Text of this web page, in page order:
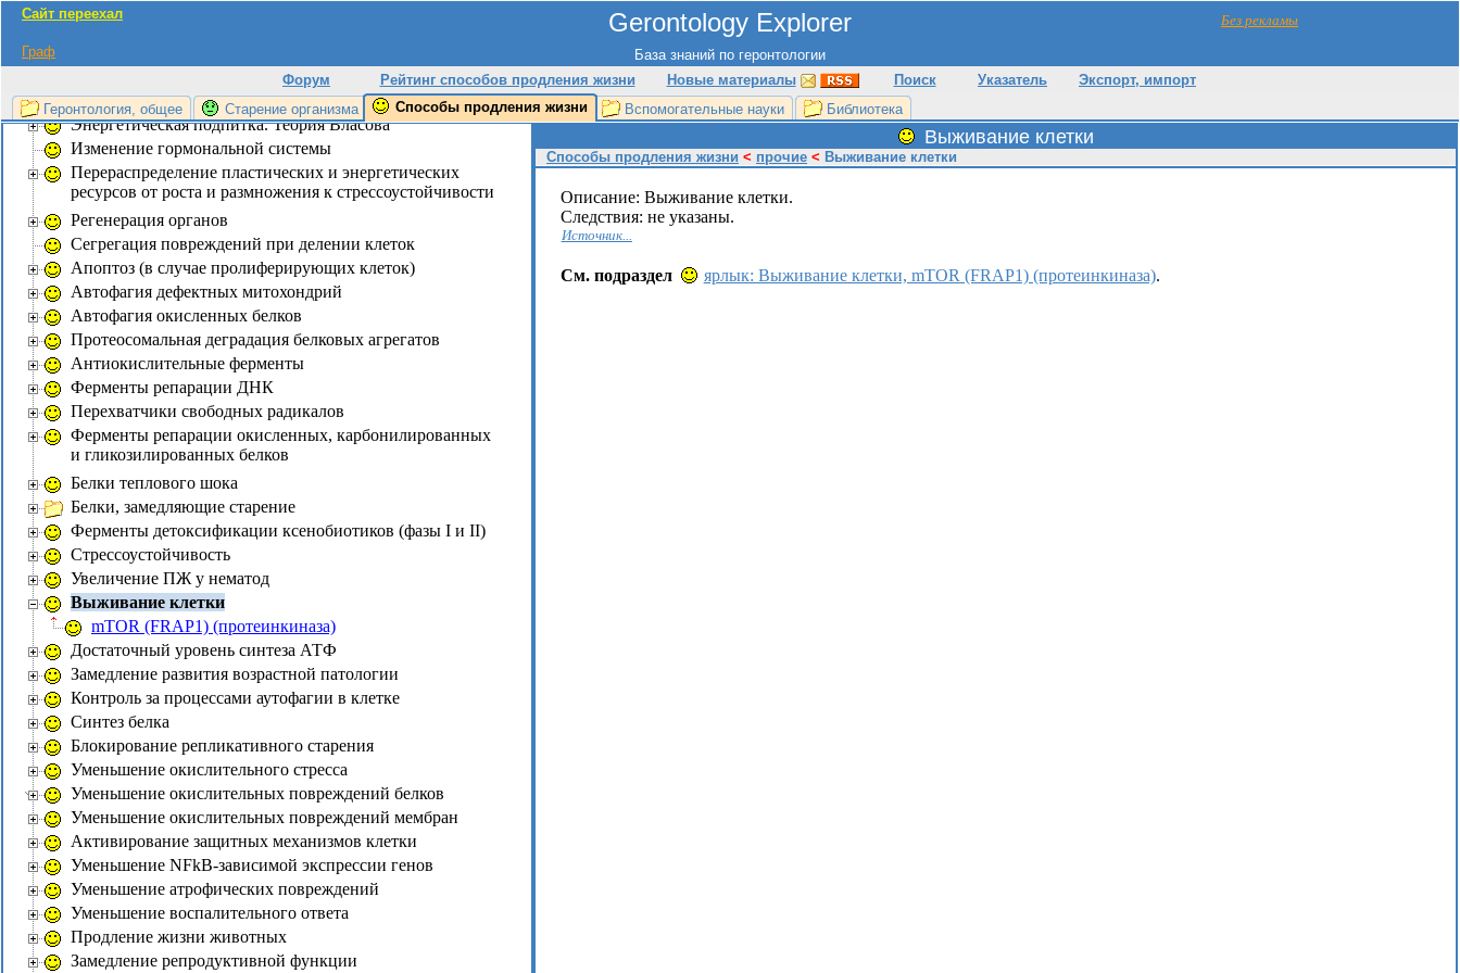
Без рекламы
Сайт переехал Gerontology Explorer
База знаний по геронтологии
Граф
Форум
Рейтинг способов продления жизни Новые материалы Поиск Указатель
Экспорт, импорт
Геронтология, общее
Старение организма Способы продления жизни Вспомогательные науки Библиотека
Разрушение сшивок молекул в клетках
подходы
Электромагнитные поля как средство продления жизни
Энергетическая подпитка. Теория Власова
Изменение гормональной системы
Перераспределение пластических и энергетических
ресурсов от роста и размножения к стрессоустойчивости
Регенерация органов
Сегрегация повреждений при делении клеток
Апоптоз (в случае пролиферирующих клеток)
Автофагия дефектных митохондрий
Автофагия окисленных белков
Протеосомальная деградация белковых агрегатов
Антиокислительные ферменты
Ферменты репарации ДНК
Перехватчики свободных радикалов
Ферменты репарации окисленных, карбонилированных
и гликозилированных белков
Белки теплового шока
Белки, замедляющие старение
Ферменты детоксификации ксенобиотиков (фазы I и II)
Стрессоустойчивость
Увеличение ПЖ у нематод
Выживание клетки
mTOR (FRAP1) (протеинкиназа)
Достаточный уровень синтеза АТФ
Замедление развития возрастной патологии
Контроль за процессами аутофагии в клетке
Синтез белка
Блокирование репликативного старения
Уменьшение окислительного стресса
Уменьшение окислительных повреждений белков
Уменьшение окислительных повреждений мембран
Активирование защитных механизмов клетки
Уменьшение NFkB-зависимой экспрессии генов
Уменьшение атрофических повреждений
Уменьшение воспалительного ответа
Продление жизни животных
Замедление репродуктивной функции
Выживание клетки
Способы продления жизни < прочие < Выживание клетки
Описание: Выживание клетки.
Следствия: не указаны.
Источник...
См. подраздел ярлык: Выживание клетки, mTOR (FRAP1) (протеинкиназа).